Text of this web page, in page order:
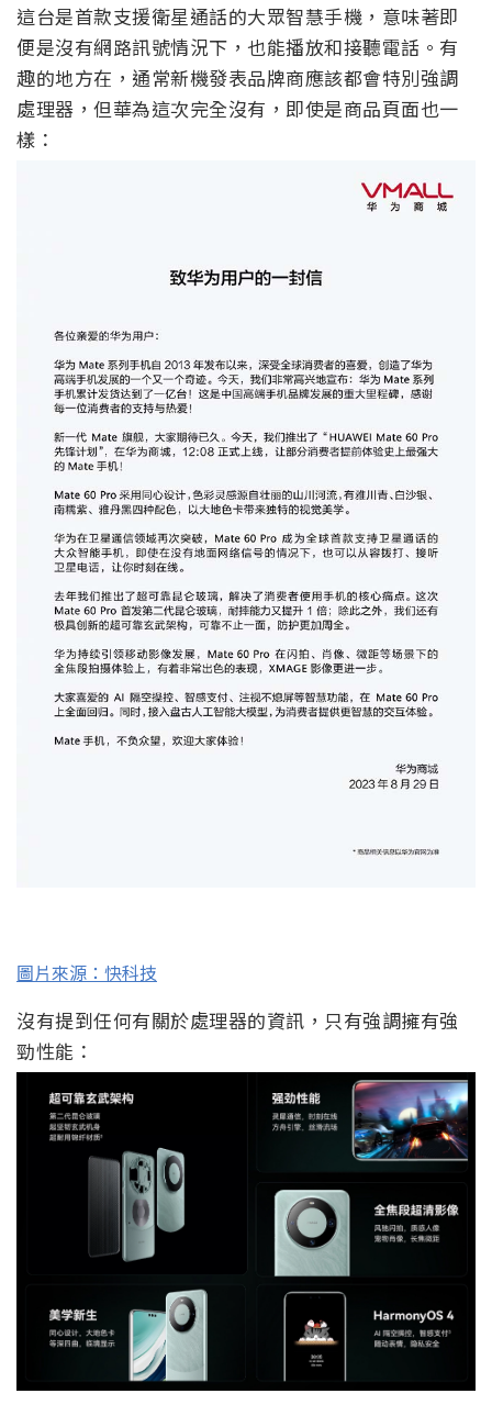
這台是首款支援衛星通話的大眾智慧手機，意味著即
便是沒有網路訊號情況下，也能播放和接聽電話。有
趣的地方在，通常新機發表品牌商應該都會特別強調
處理器，但華為這次完全沒有，即使是商品頁面也一
樣：
圖片來源：快科技
沒有提到任何有關於處理器的資訊，只有強調擁有強
勁性能：